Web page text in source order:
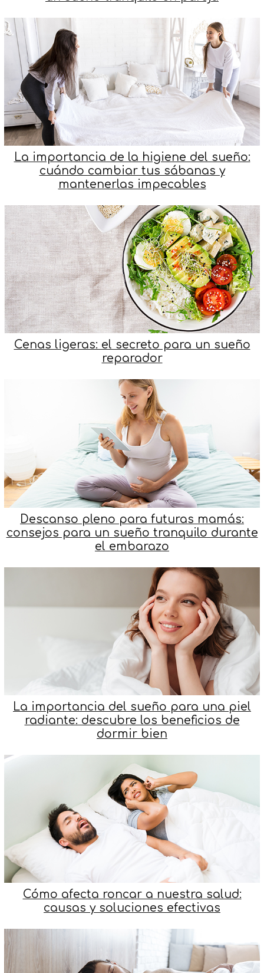
La importancia de la higiene del sueño:
cuándo cambiar tus sábanas y
mantenerlas impecables
Cenas ligeras: el secreto para un sueño
reparador
Descanso pleno para futuras mamás:
consejos para un sueño tranquilo durante
el embarazo
La importancia del sueño para una piel
radiante: descubre los beneficios de
dormir bien
Cómo afecta roncar a nuestra salud:
causas y soluciones efectivas